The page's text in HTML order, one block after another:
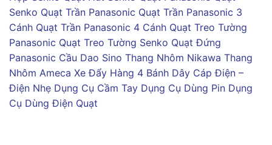
Senko Quạt Trần Panasonic Quạt Trần Panasonic 3
Cánh Quạt Trần Panasonic 4 Cánh Quạt Treo Tường
Panasonic Quạt Treo Tường Senko Quạt Đứng
Panasonic Cầu Dao Sino Thang Nhôm Nikawa Thang
Nhôm Ameca Xe Đẩy Hàng 4 Bánh Dây Cáp Điện –
Điện Nhẹ Dụng Cụ Cầm Tay Dụng Cụ Dùng Pin Dụng
Cụ Dùng Điện Quạt